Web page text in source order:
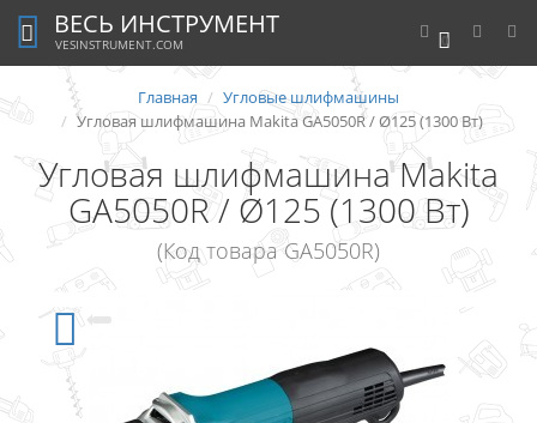
0
ВЕСЬ ИНСТРУМЕНТ
VESINSTRUMENT.COM
Главная
Угловые шлифмашины
Угловая шлифмашина Makita GA5050R / Ø125 (1300 Вт)
Угловая шлифмашина Makita
GA5050R / Ø125 (1300 Вт)
(Код товара GA5050R)